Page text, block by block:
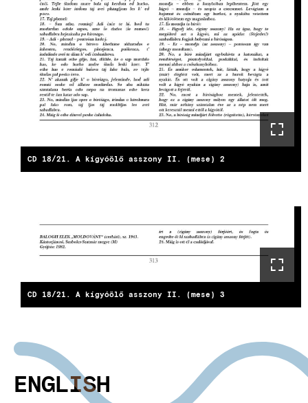
CD 18/21. A kígyóölő asszony II. (mese) 2
CD 18/21. A kígyóölő asszony II. (mese) 3
ENGLISH